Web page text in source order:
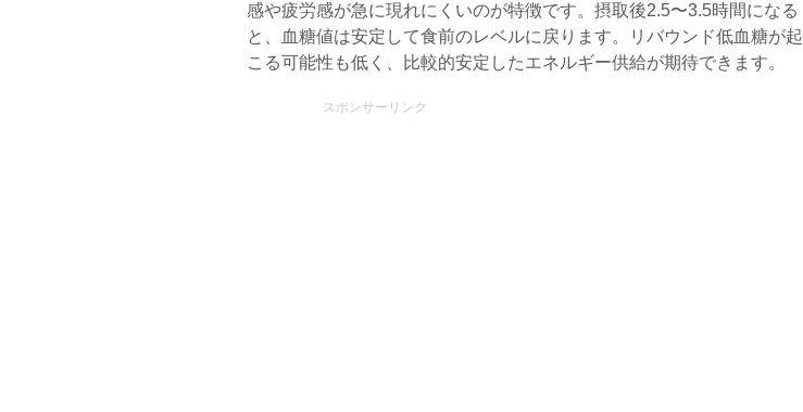
感や疲労感が急に現れにくいのが特徴です。摂取後2.5〜3.5時間になる
と、血糖値は安定して食前のレベルに戻ります。リバウンド低血糖が起
こる可能性も低く、比較的安定したエネルギー供給が期待できます。
スポンサーリンク